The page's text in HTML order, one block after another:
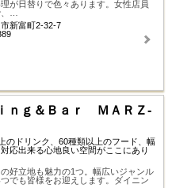
が日替りで色々あります。女性店員
…
新富町2-32-7
ｎｇ＆Ｂａｒ ＭＡＲＺ-
のドリンク、60種類以上のフード、幅
応出来る心地良い空間がここにあり
好立地も魅力の1つ。幅広いジャンル
でも皆様をお迎えします。ダイニン